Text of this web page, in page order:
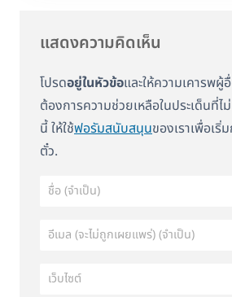
แสดงความคิดเห็น
โปรดอยู่ในหัวข้อและให้ความเคารพ
ต้องการความช่วยเหลือในประเด็นที่
นี้ ให้ใช้ฟอรัมสนับสนุนของเราเพื่อเริ่
ตั๋ว.